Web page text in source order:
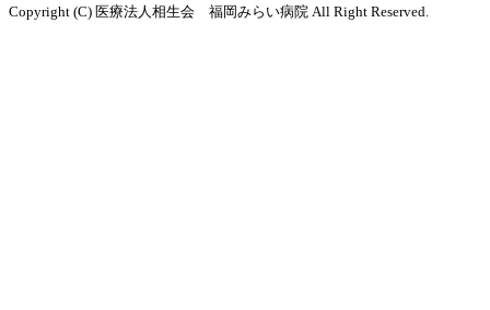
Copyright (C) 医療法人相生会 福岡みらい病院 All Right Reserved.